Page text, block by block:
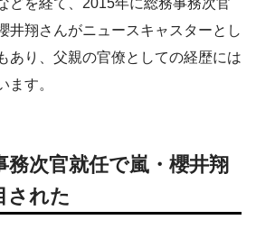
どを経て、2015年に総務事務次官
井翔さんがニュースキャスターとし
あり、父親の官僚としての経歴には
ます。
務次官就任で嵐・櫻井翔
された